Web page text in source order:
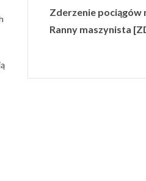
Zderzenie pociągów
Ranny maszynista